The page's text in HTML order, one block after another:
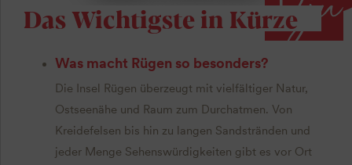
Das Wichtigste in Kürze
Was macht Rügen so besonders?
Die Insel Rügen überzeugt mit vielfältiger Natur,
Ostseenähe und Raum zum Durchatmen. Von
Kreidefelsen bis hin zu langen Sandstränden und
jeder Menge Sehenswürdigkeiten gibt es vor Ort